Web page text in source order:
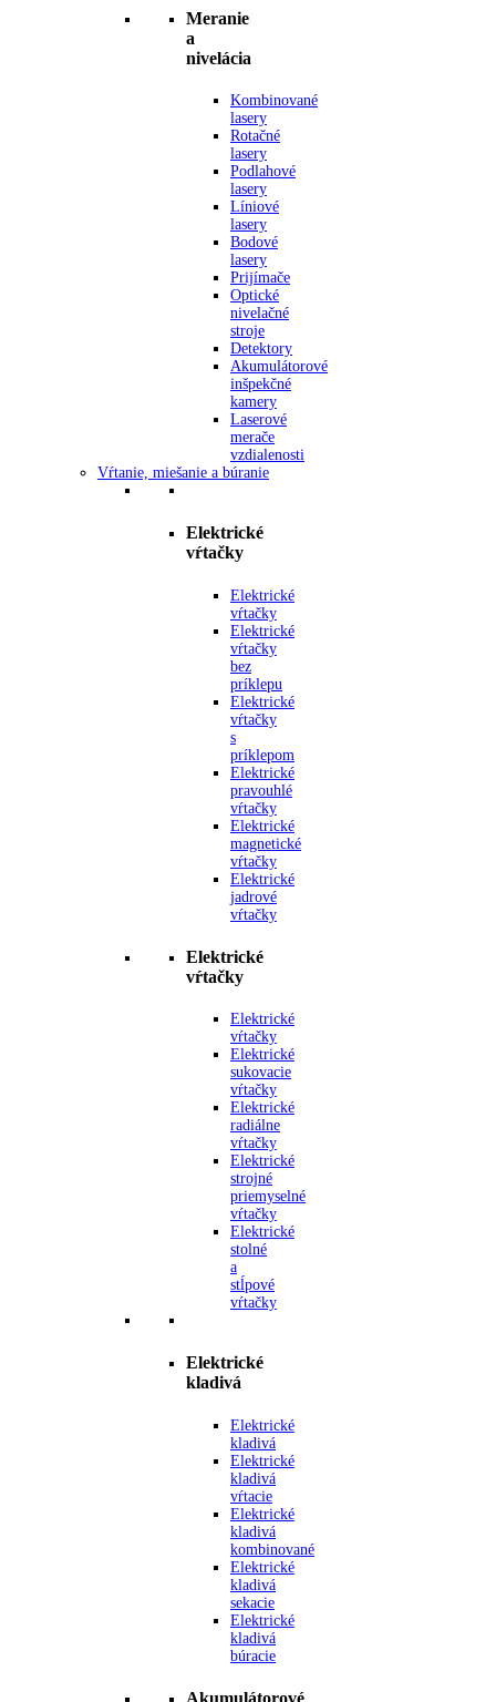
Meranie
a
nivelácia
Kombinované
lasery
Rotačné
lasery
Podlahové
lasery
Líniové
lasery
Bodové
lasery
Prijímače
Optické
nivelačné
stroje
Detektory
Akumulátorové
inšpekčné
kamery
Laserové
merače
vzdialenosti
Vŕtanie, miešanie a búranie
Elektrické
vŕtačky
Elektrické
vŕtačky
Elektrické
vŕtačky
bez
príklepu
Elektrické
vŕtačky
s
príklepom
Elektrické
pravouhlé
vŕtačky
Elektrické
magnetické
vŕtačky
Elektrické
jadrové
vŕtačky
Elektrické
vŕtačky
Elektrické
vŕtačky
Elektrické
sukovacie
vŕtačky
Elektrické
radiálne
vŕtačky
Elektrické
strojné
priemyselné
vŕtačky
Elektrické
stolné
a
stĺpové
vŕtačky
Elektrické
kladivá
Elektrické
kladivá
Elektrické
kladivá
vŕtacie
Elektrické
kladivá
kombinované
Elektrické
kladivá
sekacie
Elektrické
kladivá
búracie
Akumulátorové